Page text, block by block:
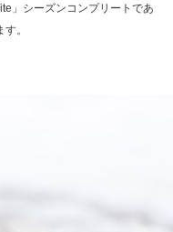
」シーズンコンプリートであ
。